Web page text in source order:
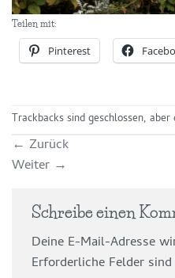
Teilen mit:
Pinterest
Trackbacks sind geschlossen,
← Zurück
Weiter →
Schreibe einen
Deine E-Mail-Adresse
Erforderliche Felder